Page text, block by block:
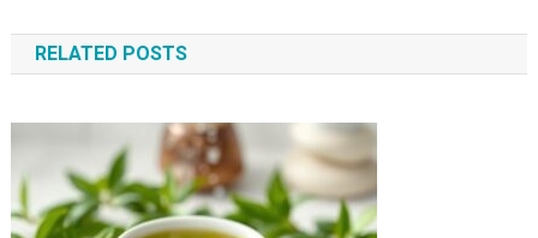
wpisu
RELATED POSTS